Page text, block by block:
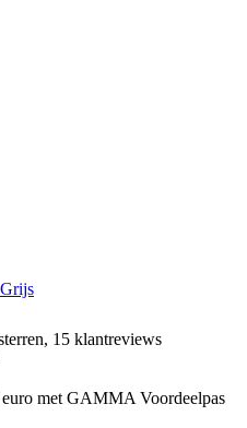
15 klantreviews
met GAMMA Voordeelpas